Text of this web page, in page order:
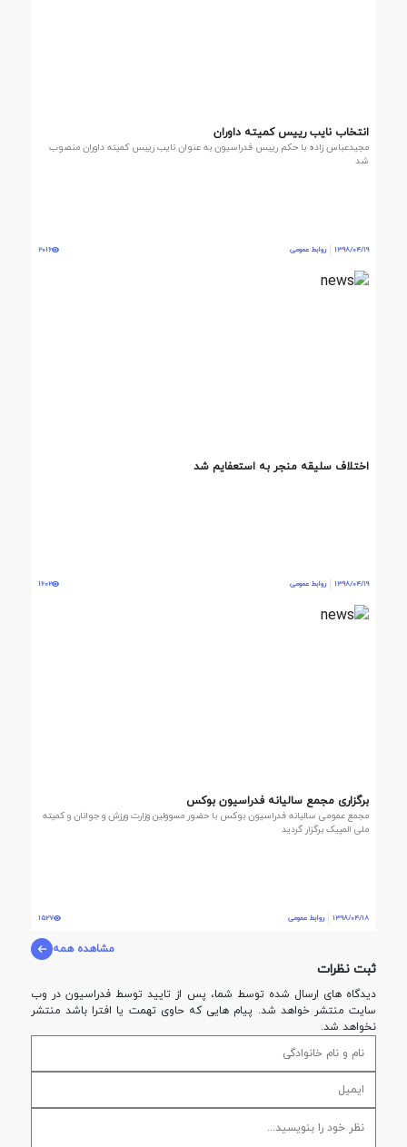
انتخاب نایب رییس کمیته داوران
مجیدعباس زاده با حکم رییس فدراسیون به عنوان نایب رییس کمیته داوران منصوب
شد
1398/04/19 روابط عمومی 2016
اختلاف سلیقه منجر به استعفایم شد
1398/04/19 روابط عمومی 1602
برگزاری مجمع سالیانه فدراسیون بوکس
مجمع عمومی سالیانه فدراسیون بوکس با حضور مسوولین وزارت ورزش و جوانان و کمیته
ملی المپیک برگزار گردید
1398/04/18 روابط عمومی 1527
مشاهده همه
ثبت نظرات
دیدگاه های ارسال شده توسط شما، پس از تایید توسط فدراسيون در وب
سایت منتشر خواهد شد. پیام هایی که حاوی تهمت یا افترا باشد منتشر
نخواهد شد.